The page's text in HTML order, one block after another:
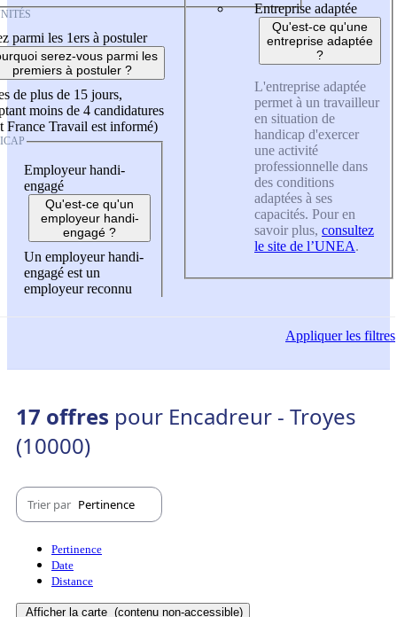
parmi les 1ers à postuler
serez-vous parmi les
premiers à postuler ?
de plus de 15 jours,
moins de 4 candidatures
France Travail est informé)
Employeur handi-
engagé
Qu'est-ce qu'un
employeur handi-
engagé ?
Un employeur handi-
engagé est un
employeur reconnu
Entreprise adaptée
Qu'est-ce qu'une
entreprise adaptée
?
L'entreprise adaptée
permet à un travailleur
en situation de
handicap d'exercer
une activité
professionnelle dans
des conditions
adaptées à ses
capacités. Pour en
savoir plus, consultez
le site de l’UNEA.
Appliquerles filtres
17 offres pour Encadreur - Troyes
(10000)
Trier par Pertinence
Pertinence
Date
Distance
Afficher la carte (contenu non-accessible)